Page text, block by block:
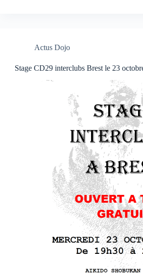
Actus Dojo
Stage CD29 interclubs Brest le 23